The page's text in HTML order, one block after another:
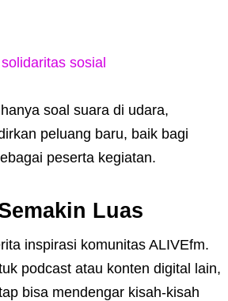
sosial
soal suara di udara,
peluang baru, baik bagi
peserta kegiatan.
Luas
inspirasi komunitas ALIVEfm.
podcast atau konten digital lain,
bisa mendengar kisah-kisah